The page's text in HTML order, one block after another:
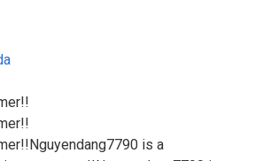
is a